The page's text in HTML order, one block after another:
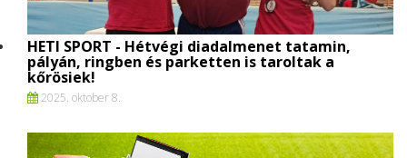
HETI SPORT - Hétvégi diadalmenet tatamin,
pályán, ringben és parketten is taroltak a
kőrösiek!
2025. oktober 8.